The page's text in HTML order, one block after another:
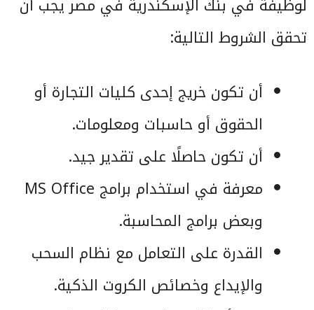
لوظيفة في بنك الإسكندرية في مصر يجب أن
تحقق الشروط التالية:
أن تكون خريج إحدى كليات التجارة أو
الحقوق أو حاسبات ومعلومات.
أن تكون حاصلًا على تقدير جيد.
معرفة في استخدام برامج MS Office
وبعض برامج المحاسبة.
القدرة على التعامل مع نظام السحب
والإيداع وخصائص الكروت الذكية.